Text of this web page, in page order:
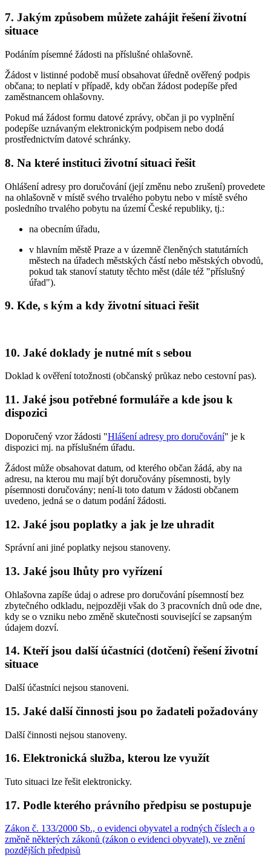
7. Jakým způsobem můžete zahájit řešení životní
situace
Podáním písemné žádosti na příslušné ohlašovně.
Žádost v listinné podobě musí obsahovat úředně ověřený podpis
občana; to neplatí v případě, kdy občan žádost podepíše před
zaměstnancem ohlašovny.
Pokud má žádost formu datové zprávy, občan ji po vyplnění
podepíše uznávaným elektronickým podpisem nebo dodá
prostřednictvím datové schránky.
8. Na které instituci životní situaci řešit
Ohlášení adresy pro doručování (její změnu nebo zrušení) provedete
na ohlašovně v místě svého trvalého pobytu nebo v místě svého
posledního trvalého pobytu na území České republiky, tj.:
na obecním úřadu,
v hlavním městě Praze a v územně členěných statutárních
městech na úřadech městských částí nebo městských obvodů,
pokud tak stanoví statuty těchto měst (dále též "příslušný
úřad").
9. Kde, s kým a kdy životní situaci řešit
10. Jaké doklady je nutné mít s sebou
Doklad k ověření totožnosti (občanský průkaz nebo cestovní pas).
11. Jaké jsou potřebné formuláře a kde jsou k
dispozici
Doporučený vzor žádosti "Hlášení adresy pro doručování" je k
dispozici mj. na příslušném úřadu.
Žádost může obsahovat datum, od kterého občan žádá, aby na
adresu, na kterou mu mají být doručovány písemnosti, byly
písemnosti doručovány; není-li toto datum v žádosti občanem
uvedeno, jedná se o datum podání žádosti.
12. Jaké jsou poplatky a jak je lze uhradit
Správní ani jiné poplatky nejsou stanoveny.
13. Jaké jsou lhůty pro vyřízení
Ohlašovna zapíše údaj o adrese pro doručování písemností bez
zbytečného odkladu, nejpozději však do 3 pracovních dnů ode dne,
kdy se o vzniku nebo změně skutečnosti související se zapsaným
údajem dozví.
14. Kteří jsou další účastníci (dotčení) řešení životní
situace
Další účastníci nejsou stanoveni.
15. Jaké další činnosti jsou po žadateli požadovány
Další činnosti nejsou stanoveny.
16. Elektronická služba, kterou lze využít
Tuto situaci lze řešit elektronicky.
17. Podle kterého právního předpisu se postupuje
Zákon č. 133/2000 Sb., o evidenci obyvatel a rodných číslech a o
změně některých zákonů (zákon o evidenci obyvatel), ve znění
pozdějších předpisů